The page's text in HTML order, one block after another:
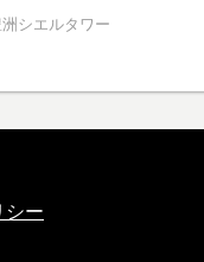
洲シエルタワー
シー